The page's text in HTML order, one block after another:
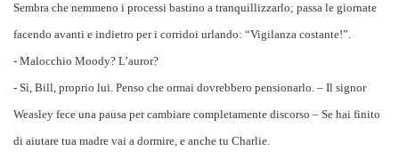
Sembra che nemmeno i processi bastino a tranquillizzarlo; passa le giornate
facendo avanti e indietro per i corridoi urlando: “Vigilanza costante!”.
- Malocchio Moody? L’auror?
- Sì, Bill, proprio lui. Penso che ormai dovrebbero pensionarlo. – Il signor
Weasley fece una pausa per cambiare completamente discorso – Se hai finito
di aiutare tua madre vai a dormire, e anche tu Charlie.